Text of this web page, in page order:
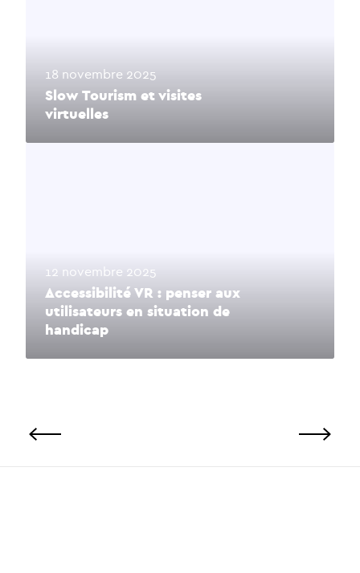
18 novembre 2025
Slow Tourism et visites
virtuelles
12 novembre 2025
Accessibilité VR : penser aux
utilisateurs en situation de
handicap